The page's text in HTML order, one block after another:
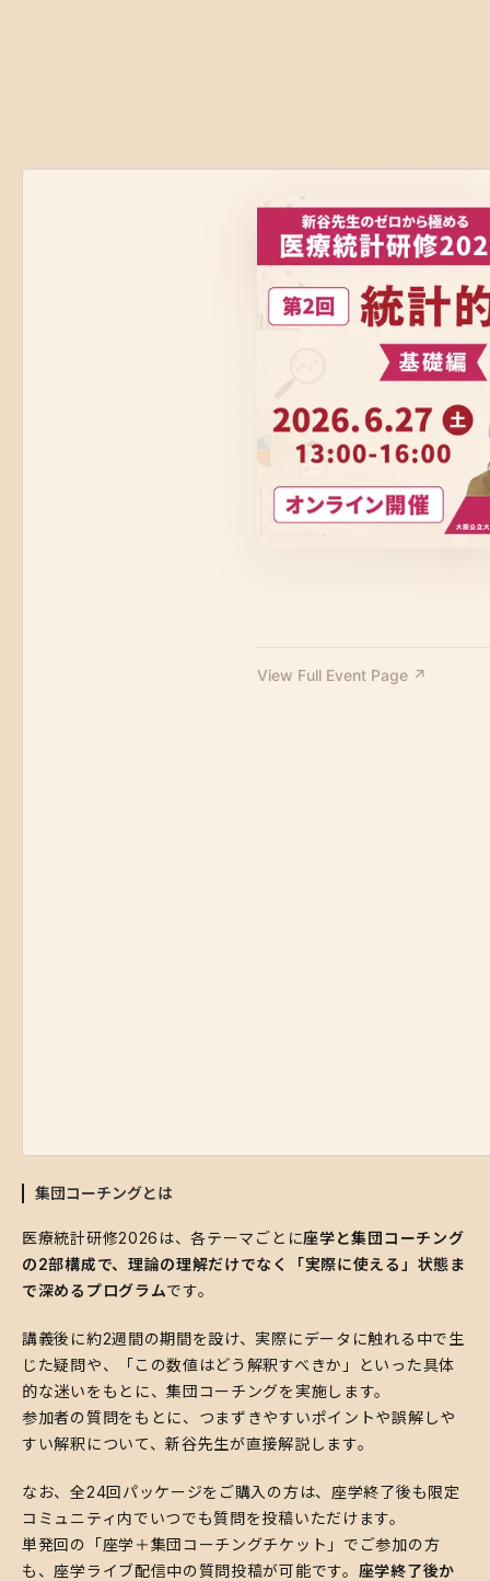
集団コーチングとは
​医療統計研修2026は、各テーマごとに座学と集団コーチング
の2部構成で、理論の理解だけでなく「実際に使える」状態ま
で深めるプログラムです。
​講義後に約2週間の期間を設け、実際にデータに触れる中で生
じた疑問や、「この数値はどう解釈すべきか」といった具体
的な迷いをもとに、集団コーチングを実施します。
参加者の質問をもとに、つまずきやすいポイントや誤解しや
すい解釈について、新谷先生が直接解説します。
​なお、全24回パッケージをご購入の方は、座学終了後も限定
コミュニティ内でいつでも質問を投稿いただけます。
単発回の「座学＋集団コーチングチケット」でご参加の方
も、座学ライブ配信中の質問投稿が可能です。 座学終了後か